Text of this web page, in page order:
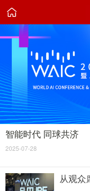

智能时代 同球共济
2025-07-28
从观众